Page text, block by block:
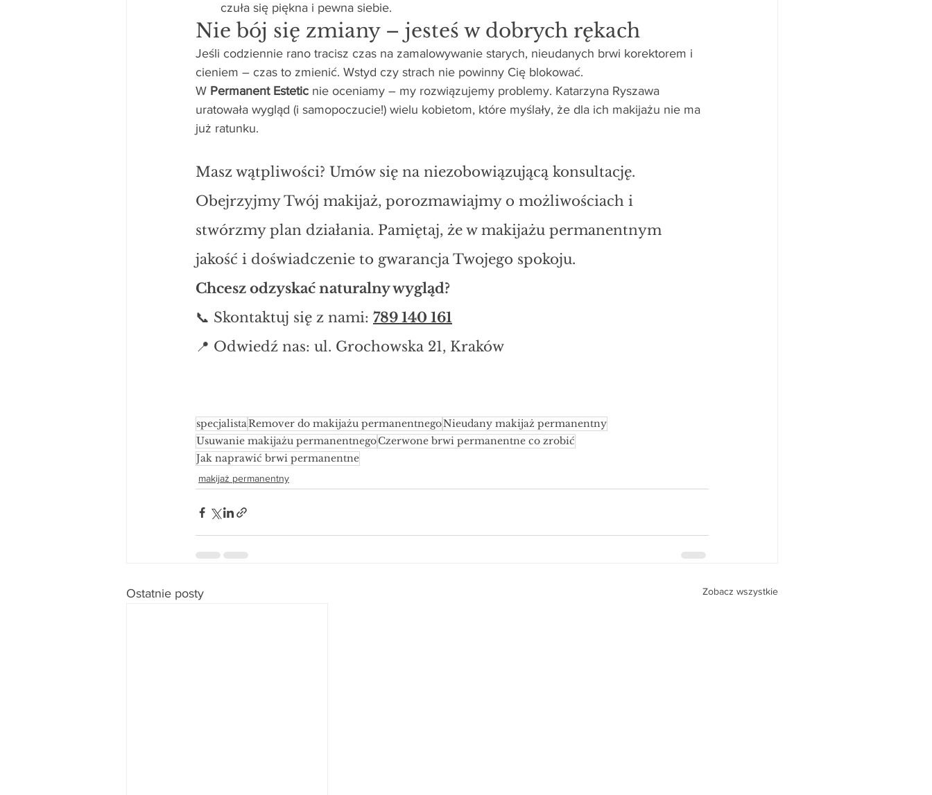
czuła się piękna i pewna siebie.
Nie bój się zmiany – jesteś w dobrych rękach
Jeśli codziennie rano tracisz czas na zamalowywanie starych, nieudanych brwi korektorem i
cieniem – czas to zmienić. Wstyd czy strach nie powinny Cię blokować.
W Permanent Estetic nie oceniamy – my rozwiązujemy problemy. Katarzyna Ryszawa
uratowała wygląd (i samopoczucie!) wielu kobietom, które myślały, że dla ich makijażu nie ma
już ratunku.
Masz wątpliwości? Umów się na niezobowiązującą konsultację.
Obejrzyjmy Twój makijaż, porozmawiajmy o możliwościach i
stwórzmy plan działania. Pamiętaj, że w makijażu permanentnym
jakość i doświadczenie to gwarancja Twojego spokoju.
Chcesz odzyskać naturalny wygląd?
📞 Skontaktuj się z nami: 789 140 161
📍 Odwiedź nas: ul. Grochowska 21, Kraków
specjalistaRemover do makijażu permanentnegoNieudany makijaż permanentny
Usuwanie makijażu permanentnegoCzerwone brwi permanentne co zrobić
Jak naprawić brwi permanentne
makijaż permanentny
Ostatnie posty Zobacz wszystkie